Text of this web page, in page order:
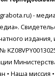
-
.
• Наша миссия •